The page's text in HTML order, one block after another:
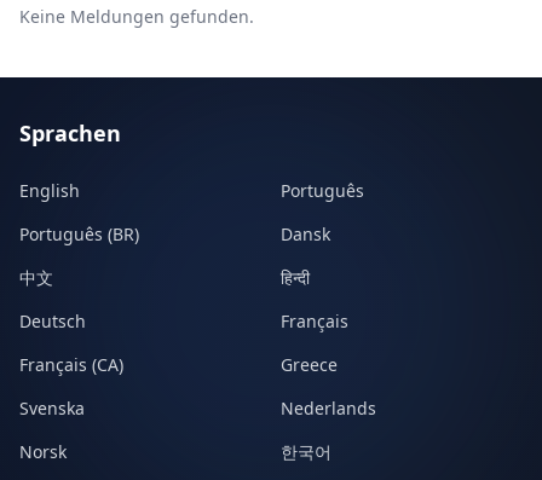
Keine Meldungen gefunden.
Sprachen
English
Português
Português (BR)
Dansk
中文
हिन्दी
Deutsch
Français
Français (CA)
Greece
Svenska
Nederlands
Norsk
한국어